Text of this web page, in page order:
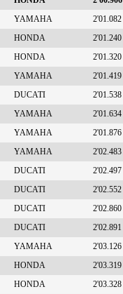
YAMAHA
2'01.082
HONDA
2'01.240
HONDA
2'01.320
YAMAHA
2'01.419
DUCATI
2'01.538
YAMAHA
2'01.634
YAMAHA
2'01.876
YAMAHA
2'02.483
DUCATI
2'02.497
DUCATI
2'02.552
DUCATI
2'02.860
DUCATI
2'02.891
YAMAHA
2'03.126
HONDA
2'03.319
HONDA
2'03.328